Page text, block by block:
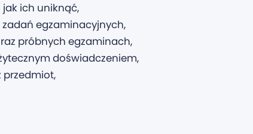
jak ich uniknąć,
egzaminacyjnych,
próbnych egzaminach,
doświadczeniem,